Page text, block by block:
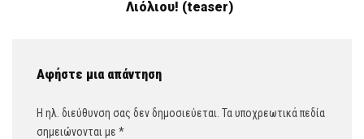
Λιόλιου! (teaser)
Αφήστε μια απάντηση
Η ηλ. διεύθυνση σας δεν δημοσιεύεται. Τα υποχρεωτικά πεδία
σημειώνονται με *